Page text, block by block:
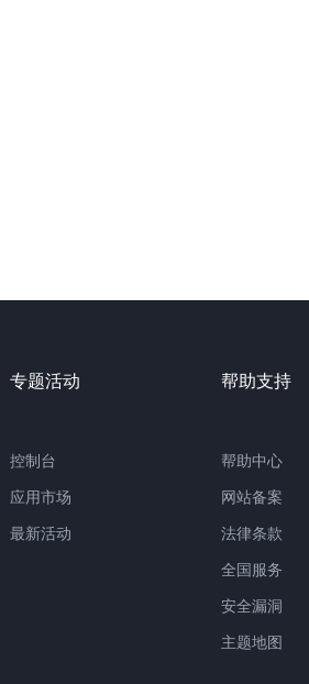
专题活动
控制台
应用市场
最新活动
帮助支持
帮助中心
网站备案
法律条款
全国服务
安全漏洞
主题地图